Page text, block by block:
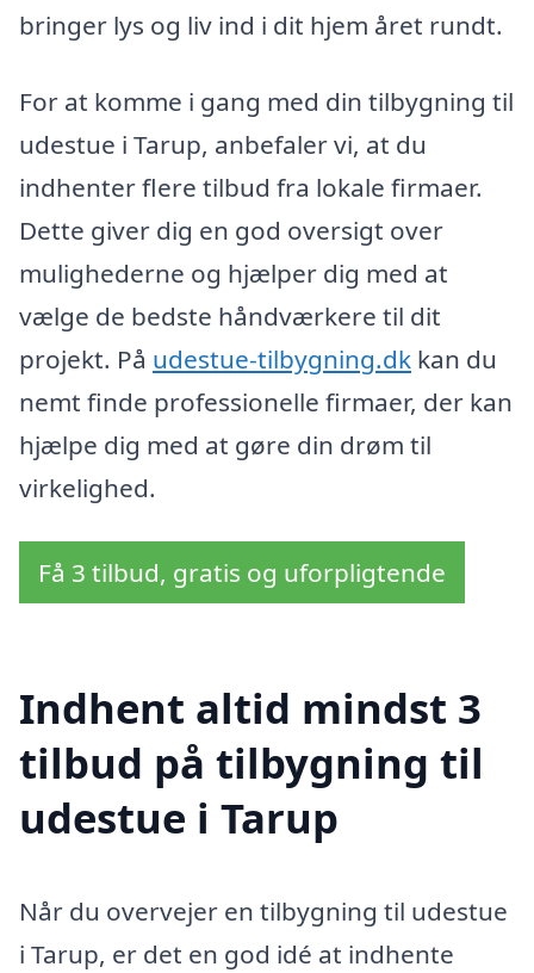
bringer lys og liv ind i dit hjem året rundt.
For at komme i gang med din tilbygning til
udestue i Tarup, anbefaler vi, at du
indhenter flere tilbud fra lokale firmaer.
Dette giver dig en god oversigt over
mulighederne og hjælper dig med at
vælge de bedste håndværkere til dit
projekt. På udestue-tilbygning.dk kan du
nemt finde professionelle firmaer, der kan
hjælpe dig med at gøre din drøm til
virkelighed.
Få 3 tilbud, gratis og uforpligtende
Indhent altid mindst 3
tilbud på tilbygning til
udestue i Tarup
Når du overvejer en tilbygning til udestue
i Tarup, er det en god idé at indhente